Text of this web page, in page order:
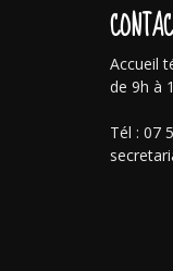
Accueil
de 9h à
Tél : 07